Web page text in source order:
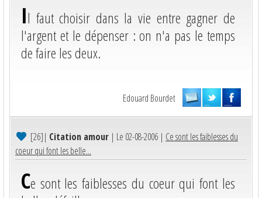
Il faut choisir dans la vie entre gagner de
l'argent et le dépenser : on n'a pas le temps
de faire les deux.
Edouard Bourdet
[26]| Citation amour | Le 02-08-2006 | Ce sont les faiblesses du
coeur qui font les belle...
Ce sont les faiblesses du coeur qui font les